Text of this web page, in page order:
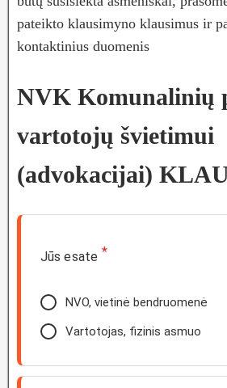
pateikto klausimyno klausimus ir
kontaktinius duomenis
NVK Komunalinių
vartotojų švietimui
(advokacijai)
Jūs esate *
NVO, vietinė bendruomenė
Vartotojas, fizinis asmuo